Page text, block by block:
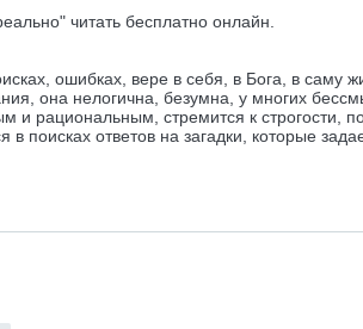
читать бесплатно онлайн.
ошибках, вере в себя, в Бога, в саму
она нелогична, безумна, у многих
и рациональным, стремится к строгости,
поисках ответов на загадки, которые